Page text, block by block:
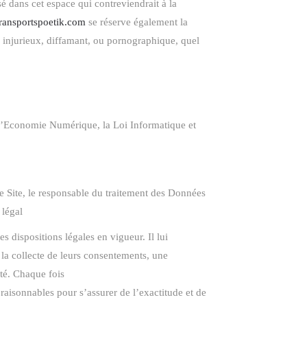
dans cet espace qui contreviendrait à la
se réserve également la
injurieux, diffamant, ou pornographique, quel
Numérique, la Loi Informatique et
le responsable du traitement des Données
dispositions légales en vigueur. Il lui
collecte de leurs consentements, une
Chaque fois
pour s’assurer de l’exactitude et de